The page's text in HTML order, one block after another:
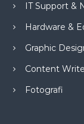
IT Support &
Hardware &
Graphic
Content
Fotografi